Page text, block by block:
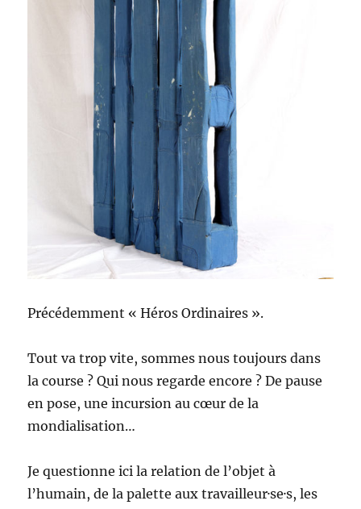
Précédemment « Héros Ordinaires ».
Tout va trop vite, sommes nous toujours dans
la course ? Qui nous regarde encore ? De pause
en pose, une incursion au cœur de la
mondialisation…
Je questionne ici la relation de l’objet à
l’humain, de la palette aux travailleur·se·s, les